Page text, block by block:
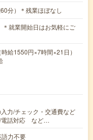
分）＊残業ほぼなし
就業開始日はお気軽にご
給1550円×7時間×21日）
力/チェック・交通費など
/電話対応 など…
力不要